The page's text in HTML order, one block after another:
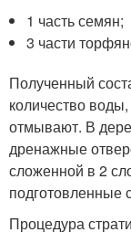
1 часть семян;
3 части
Полученный
количество
отмывают. В
дренажные
сложенной в 2
подготовленные
Процедура